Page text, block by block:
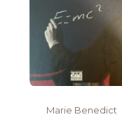
Marie Benedict